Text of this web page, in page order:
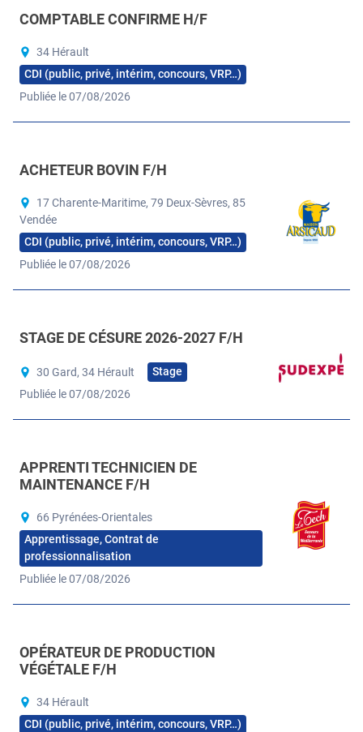
COMPTABLE CONFIRME H/F
34 Hérault
CDI (public, privé, intérim, concours, VRP…)
Publiée le 07/08/2026
ACHETEUR BOVIN F/H
17 Charente-Maritime, 79 Deux-Sèvres, 85
Vendée
CDI (public, privé, intérim, concours, VRP…)
Publiée le 07/08/2026
STAGE DE CÉSURE 2026-2027 F/H
30 Gard, 34 Hérault
Stage
Publiée le 07/08/2026
APPRENTI TECHNICIEN DE
MAINTENANCE F/H
66 Pyrénées-Orientales
Apprentissage, Contrat de
professionnalisation
Publiée le 07/08/2026
OPÉRATEUR DE PRODUCTION
VÉGÉTALE F/H
34 Hérault
CDI (public, privé, intérim, concours, VRP…)